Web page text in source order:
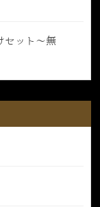
セット〜無